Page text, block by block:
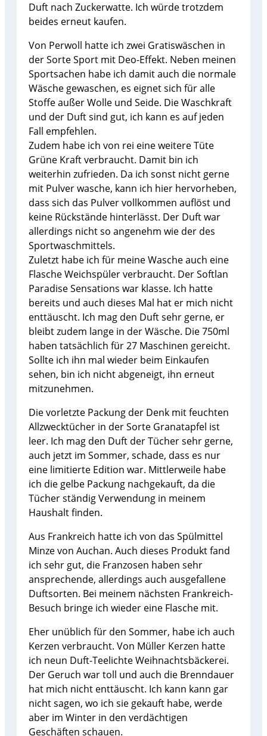
Duft nach Zuckerwatte. Ich würde trotzdem
beides erneut kaufen.
Von Perwoll hatte ich zwei Gratiswäschen in
der Sorte Sport mit Deo-Effekt. Neben meinen
Sportsachen habe ich damit auch die normale
Wäsche gewaschen, es eignet sich für alle
Stoffe außer Wolle und Seide. Die Waschkraft
und der Duft sind gut, ich kann es auf jeden
Fall empfehlen.
Zudem habe ich von rei eine weitere Tüte
Grüne Kraft verbraucht. Damit bin ich
weiterhin zufrieden. Da ich sonst nicht gerne
mit Pulver wasche, kann ich hier hervorheben,
dass sich das Pulver vollkommen auflöst und
keine Rückstände hinterlässt. Der Duft war
allerdings nicht so angenehm wie der des
Sportwaschmittels.
Zuletzt habe ich für meine Wasche auch eine
Flasche Weichspüler verbraucht. Der Softlan
Paradise Sensations war klasse. Ich hatte
bereits und auch dieses Mal hat er mich nicht
enttäuscht. Ich mag den Duft sehr gerne, er
bleibt zudem lange in der Wäsche. Die 750ml
haben tatsächlich für 27 Maschinen gereicht.
Sollte ich ihn mal wieder beim Einkaufen
sehen, bin ich nicht abgeneigt, ihn erneut
mitzunehmen.
Die vorletzte Packung der Denk mit feuchten
Allzwecktücher in der Sorte Granatapfel ist
leer. Ich mag den Duft der Tücher sehr gerne,
auch jetzt im Sommer, schade, dass es nur
eine limitierte Edition war. Mittlerweile habe
ich die gelbe Packung nachgekauft, da die
Tücher ständig Verwendung in meinem
Haushalt finden.
Aus Frankreich hatte ich von das Spülmittel
Minze von Auchan. Auch dieses Produkt fand
ich sehr gut, die Franzosen haben sehr
ansprechende, allerdings auch ausgefallene
Duftsorten. Bei meinem nächsten Frankreich-
Besuch bringe ich wieder eine Flasche mit.
Eher unüblich für den Sommer, habe ich auch
Kerzen verbraucht. Von Müller Kerzen hatte
ich neun Duft-Teelichte Weihnachtsbäckerei.
Der Geruch war toll und auch die Brenndauer
hat mich nicht enttäuscht. Ich kann kann gar
nicht sagen, wo ich sie gekauft habe, werde
aber im Winter in den verdächtigen
Geschäften schauen.